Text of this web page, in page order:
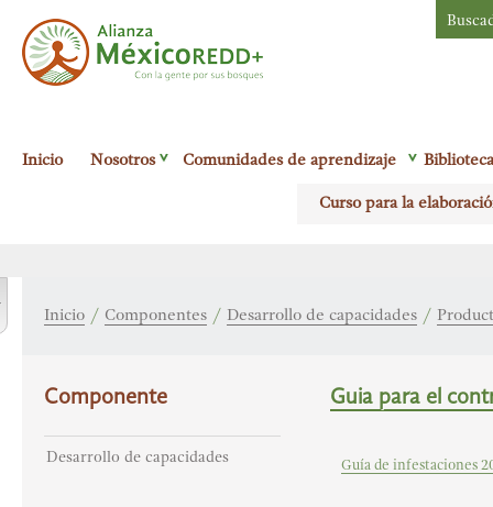
Inicio Nosotros Comunidades de aprendizaje Biblioteca
Curso para la
Inicio / Componentes / Desarrollo de capacidades /
Componente
Desarrollo de capacidades
Guia para el
Guía de infestaciones